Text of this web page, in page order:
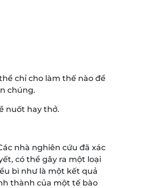
chỉ cho làm thế nào để
chúng.
nuốt hay thở.
nhà nghiên cứu đã xác
có thể gây ra một loại
bì như là một kết quả
thành của một tế bào